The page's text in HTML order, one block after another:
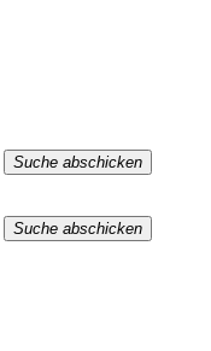
Suche abschicken
Suche abschicken